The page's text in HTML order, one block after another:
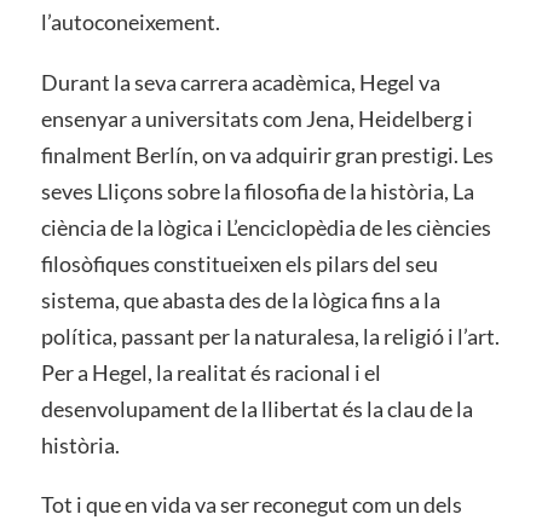
l’autoconeixement.
Durant la seva carrera acadèmica, Hegel va
ensenyar a universitats com Jena, Heidelberg i
finalment Berlín, on va adquirir gran prestigi. Les
seves Lliçons sobre la filosofia de la història, La
ciència de la lògica i L’enciclopèdia de les ciències
filosòfiques constitueixen els pilars del seu
sistema, que abasta des de la lògica fins a la
política, passant per la naturalesa, la religió i l’art.
Per a Hegel, la realitat és racional i el
desenvolupament de la llibertat és la clau de la
història.
Tot i que en vida va ser reconegut com un dels